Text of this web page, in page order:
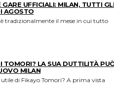
UFFICIALI: MILAN, TUTTI GLI
AGOSTO
tradizionalmente il mese in cui tutto
TOMORI? LA SUA DUTTILITÀ
MILAN
di Fikayo Tomori? A prima vista